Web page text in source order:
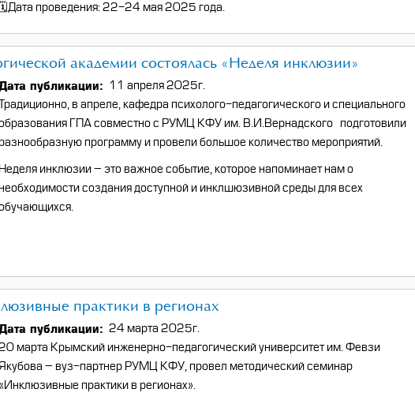
🗓Дата проведения: 22-24 мая 2025 года.
академии состоялась «Неделя инклюзии»
публикации
11 апреля 2025г.
в апреле, кафедра психолого-педагогического и специального
ГПА совместно с РУМЦ КФУ им. В.И.Вернадского подготовили
программу и провели большое количество мероприятий.
Неделя инклюзии – это важное событие, которое напоминает нам о
создания доступной и инклшюзивной среды для всех
практики в регионах
публикации
24 марта 2025г.
марта Крымский инженерно-педагогический университет им. Февзи
– вуз-партнер РУМЦ КФУ, провел методический семинар
«Инклюзивные практики в регионах».